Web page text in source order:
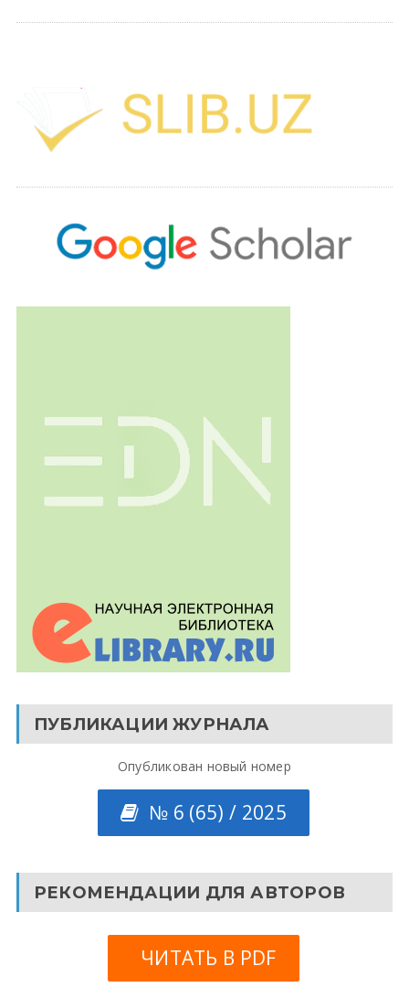
ПУБЛИКАЦИИ ЖУРНАЛА
Опубликован новый номер
№ 6 (65) / 2025
РЕКОМЕНДАЦИИ ДЛЯ АВТОРОВ
ЧИТАТЬ В PDF